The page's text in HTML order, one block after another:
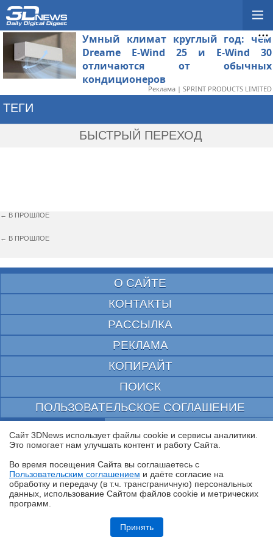
Обзор ультрабука ASUS Zenbook A16 (UX3607OA) с Copilot+ PC: ИИ
Умный климат круглый год: чем
Dreame E-Wind 25 и E-Wind 30
отличаются от обычных
кондиционеров
Реклама | SPRINT PRODUCTS LIMITED
ТЕГИ
БЫСТРЫЙ ПЕРЕХОД
← В ПРОШЛОЕ
← В ПРОШЛОЕ
О САЙТЕ
КОНТАКТЫ
РАССЫЛКА
РЕКЛАМА
КОПИРАЙТ
ПОИСК
ПОЛЬЗОВАТЕЛЬСКОЕ СОГЛАШЕНИЕ
ЗАЩИЩЕНО CURATOR
© 1997—2026 Электронное периодическое издание "3ДНьюс" | Свидетельство о
выдано Федеральной Службой по надзору за соблюдением законодательства в сфере
массовых коммуникаций и охране культурного наследия
При цитировании документа ссылка на сайт с указанием автора обязательна. Полное
заимствование документа является нарушением
российского и международного законодательства и возможно только с согласия
Сайт 3DNews использует файлы cookie и сервисы аналитики.
Это помогает нам улучшать контент и работу Cайта.
Во время посещения Cайта вы соглашаетесь с
Пользовательским соглашением и даёте согласие на
обработку и передачу (в т.ч. трансграничную) персональных
данных, использование Cайтом файлов cookie и метрических
программ.
Принять